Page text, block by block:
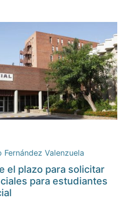
Valenzuela
el plazo para solicitar
para estudiantes